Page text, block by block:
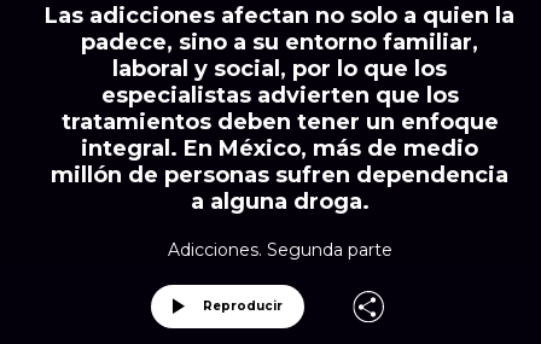
Las adicciones afectan no solo a quien la
padece, sino a su entorno familiar,
laboral y social, por lo que los
especialistas advierten que los
tratamientos deben tener un enfoque
integral. En México, más de medio
millón de personas sufren dependencia
a alguna droga.
Adicciones. Segunda parte
Reproducir